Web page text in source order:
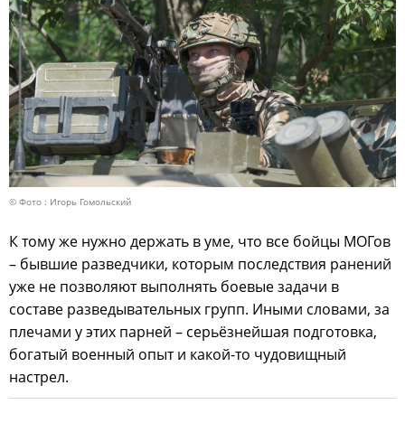
© Фото : Игорь Гомольский
К тому же нужно держать в уме, что все бойцы МОГов
– бывшие разведчики, которым последствия ранений
уже не позволяют выполнять боевые задачи в
составе разведывательных групп. Иными словами, за
плечами у этих парней – серьёзнейшая подготовка,
богатый военный опыт и какой-то чудовищный
настрел.